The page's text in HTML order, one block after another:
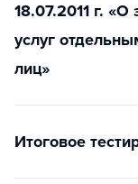
18.07.2011 г. «О
услуг
лиц»
Итоговое